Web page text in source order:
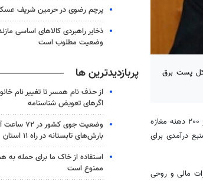
پست برق
اسماعیل کاظمی صبح پنجشنبه در این رابطه اظهار کرد: این بازارچه با بیش از ۲۰۰ دهنه مغازه
و غیرمستقیم، منبع درآمدی برای
مالی و روحی
پرچم رضوی در حرمین شریف
ذخایر راهبردی کالاهای اساسی
وضعیت مطلوب است
پربازدیدترین ها
از حذف نام همسر تا تغییر نام
اگرهای تعویض شناسنامه
وضعیت جوی کشور
بارش‌های تابستانه در راه ۱۱ استان
استفاده از خاک ما برای حمله به
ممنوع است